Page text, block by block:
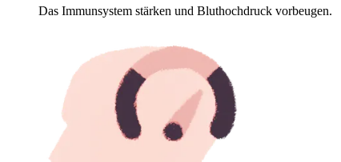
Das Immunsystem stärken und Bluthochdruck vorbeugen.